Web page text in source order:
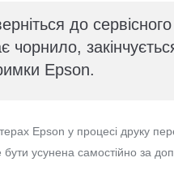
до
Epson.
Epson у процесі друку
усунена самостійно за